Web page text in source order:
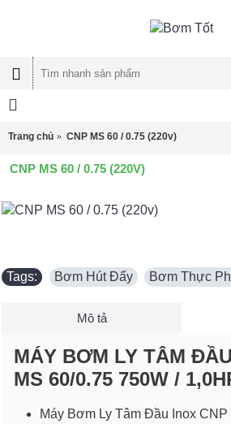
Trang chủ CNP MS 60 / 0.75 (220v)
CNP MS 60 / 0.75 (220V)
Tags: Bơm Hút Đẩy Bơm Thực
Mô tả
MÁY BƠM LY TÂM
MS 60/0.75 750W /
Máy Bơm Ly Tâm Đầu Inox